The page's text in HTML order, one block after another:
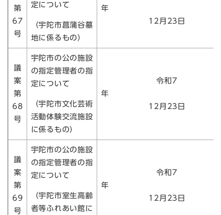
第
67
号
定について
（宇陀市菖蒲谷墓
地に係るもの）
12月23日
議
案
第
68
号
宇陀市の公の施設
の指定管理者の指
定について
（宇陀市文化芸術
活動体験交流施設
に係るもの）
令和7
12月23日
議
案
第
69
号
宇陀市の公の施設
の指定管理者の指
定について
（宇陀市室生高齢
者等ふれあい館に
令和7
12月23日